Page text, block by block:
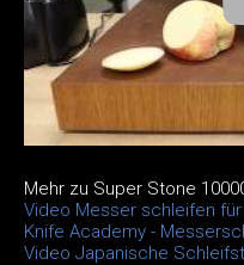
Mehr zu Super Stone
Video Messer schleifen
Knife Academy -
Video Japanische